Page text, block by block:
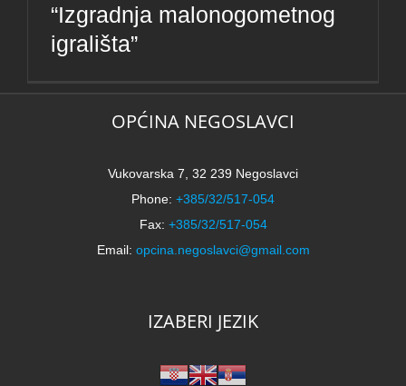
“Izgradnja malonogometnog
igrališta”
OPĆINA NEGOSLAVCI
Vukovarska 7, 32 239 Negoslavci
Phone: +385/32/517-054
Fax: +385/32/517-054
Email: opcina.negoslavci@gmail.com
IZABERI JEZIK